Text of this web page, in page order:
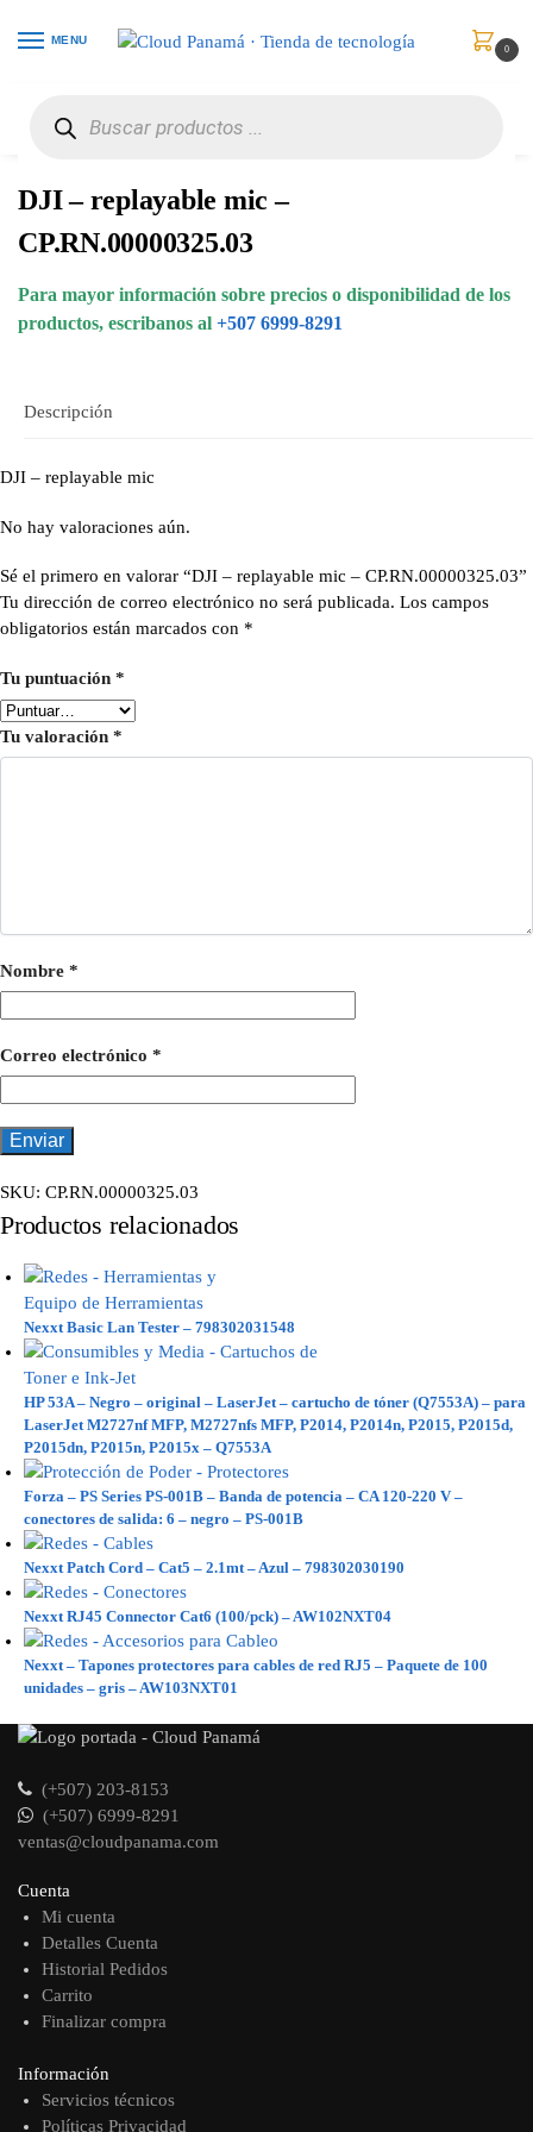
MENU
0
DJI – replayable mic –
CP.RN.00000325.03
Para mayor información sobre precios o disponibilidad de los
productos, escribanos al +507 6999-8291
Descripción
DJI – replayable mic
No hay valoraciones aún.
Sé el primero en valorar “DJI – replayable mic – CP.RN.00000325.03”
Tu dirección de correo electrónico no será publicada. Los campos
obligatorios están marcados con *
Tu puntuación *
Tu valoración *
Nombre *
Correo electrónico *
SKU: CP.RN.00000325.03
Productos relacionados
Nexxt Basic Lan Tester – 798302031548
HP 53A – Negro – original – LaserJet – cartucho de tóner (Q7553A) – para
LaserJet M2727nf MFP, M2727nfs MFP, P2014, P2014n, P2015, P2015d,
P2015dn, P2015n, P2015x – Q7553A
Forza – PS Series PS-001B – Banda de potencia – CA 120-220 V –
conectores de salida: 6 – negro – PS-001B
Nexxt Patch Cord – Cat5 – 2.1mt – Azul – 798302030190
Nexxt RJ45 Connector Cat6 (100/pck) – AW102NXT04
Nexxt – Tapones protectores para cables de red RJ5 – Paquete de 100
unidades – gris – AW103NXT01
(+507) 203-8153
(+507) 6999-8291
ventas@cloudpanama.com
Cuenta
Mi cuenta
Detalles Cuenta
Historial Pedidos
Carrito
Finalizar compra
Información
Servicios técnicos
Políticas Privacidad